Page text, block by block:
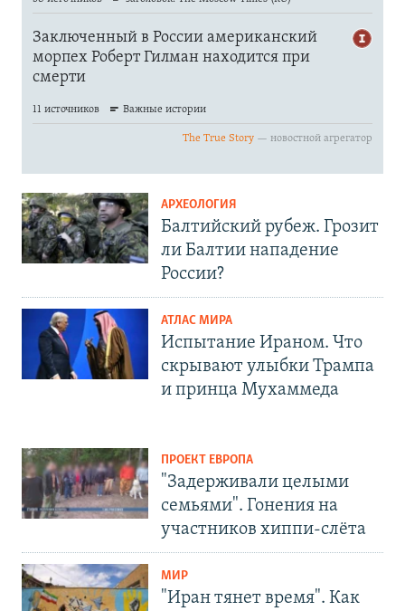
АРХЕОЛОГИЯ
Балтийский рубеж. Грозит
ли Балтии нападение
России?
АТЛАС МИРА
Испытание Ираном. Что
скрывают улыбки Трампа
и принца Мухаммеда
ПРОЕКТ ЕВРОПА
"Задерживали целыми
семьями". Гонения на
участников хиппи-слёта
МИР
"Иран тянет время". Как